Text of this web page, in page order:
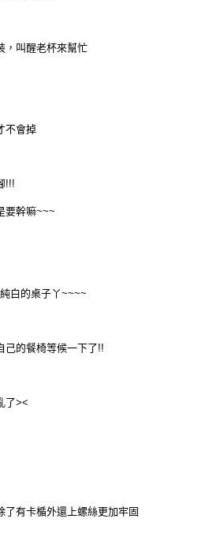
，叫醒老杯來幫忙
不會掉
!!!
要幹嘛~~~
白的桌子丫~~~~
己的餐椅等候一下了!!
了><
有卡楯外還上螺絲更加牢固